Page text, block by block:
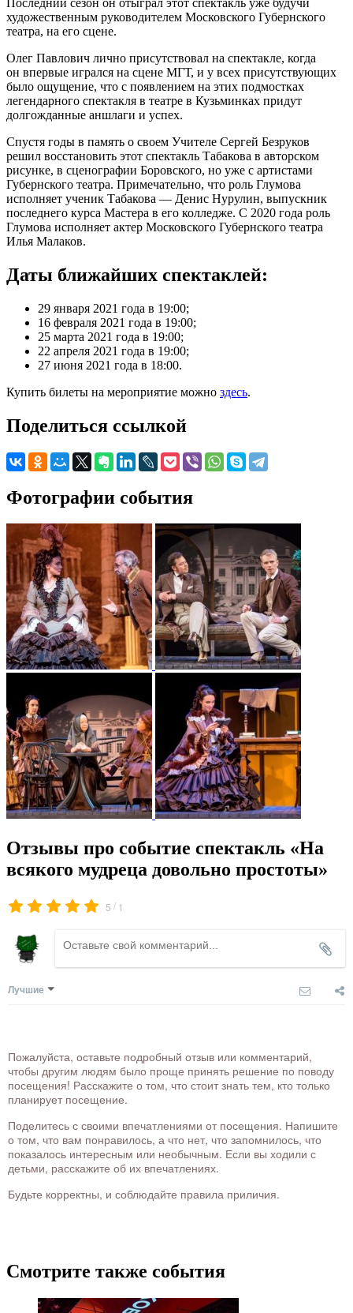
Последний сезон он отыграл этот спектакль уже будучи
художественным руководителем Московского Губернского
театра, на его сцене.
Олег Павлович лично присутствовал на спектакле, когда
он впервые игрался на сцене МГТ, и у всех присутствующих
было ощущение, что с появлением на этих подмостках
легендарного спектакля в театре в Кузьминках придут
долгожданные аншлаги и успех.
Спустя годы в память о своем Учителе Сергей Безруков
решил восстановить этот спектакль Табакова в авторском
рисунке, в сценографии Боровского, но уже с артистами
Губернского театра. Примечательно, что роль Глумова
исполняет ученик Табакова — Денис Нурулин, выпускник
последнего курса Мастера в его колледже. С 2020 года роль
Глумова исполняет актер Московского Губернского театра
Илья Малаков.
Даты ближайших спектаклей:
29 января 2021 года в 19:00;
16 февраля 2021 года в 19:00;
25 марта 2021 года в 19:00;
22 апреля 2021 года в 19:00;
27 июня 2021 года в 18:00.
Купить билеты на мероприятие можно здесь.
Поделиться ссылкой
Фотографии события
Отзывы про событие спектакль «На
всякого мудреца довольно простоты»
5 / 1
Лучшие
Пожалуйста, оставьте подробный отзыв или комментарий,
чтобы другим людям было проще принять решение по поводу
посещения! Расскажите о том, что стоит знать тем, кто только
планирует посещение.
Поделитесь с своими впечатлениями от посещения. Напишите
о том, что вам понравилось, а что нет, что запомнилось, что
показалось интересным или необычным. Если вы ходили с
детьми, расскажите об их впечатлениях.
Будьте корректны, и соблюдайте правила приличия.
Смотрите также события